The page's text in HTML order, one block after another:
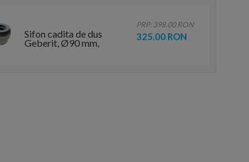
Sifon cadita de dus
Geberit, Ø90 mm,
inaltimea garzii
PRP: 398.00 RON
325.00 RON